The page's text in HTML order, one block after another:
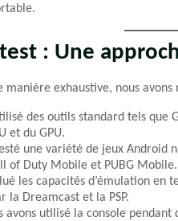
: Une
manière exhaustive, nous
des outils standard tels que
et du GPU.
une variété de jeux
of Duty Mobile et PUBG Mobile.
les capacités d’émulation en
la Dreamcast et la PSP.
avons utilisé la console